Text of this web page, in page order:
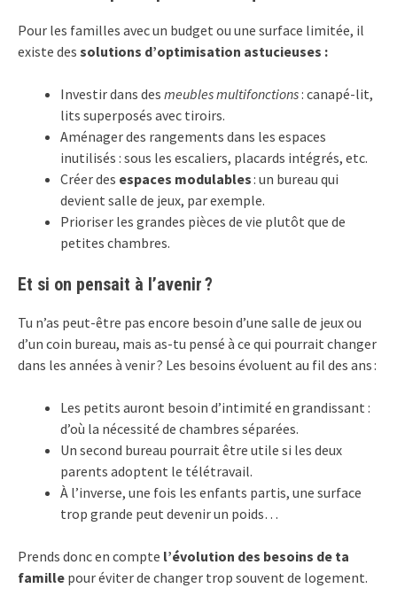
Pour les familles avec un budget ou une surface limitée, il
existe des solutions d’optimisation astucieuses :
Investir dans des meubles multifonctions: canapé-lit,
lits superposés avec tiroirs.
Aménager des rangements dans les espaces
inutilisés : sous les escaliers, placards intégrés, etc.
Créer des espaces modulables: un bureau qui
devient salle de jeux, par exemple.
Prioriser les grandes pièces de vie plutôt que de
petites chambres.
Et si on pensait à l’avenir ?
Tu n’as peut-être pas encore besoin d’une salle de jeux ou
d’un coin bureau, mais as-tu pensé à ce qui pourrait changer
dans les années à venir ? Les besoins évoluent au fil des ans :
Les petits auront besoin d’intimité en grandissant :
d’où la nécessité de chambres séparées.
Un second bureau pourrait être utile si les deux
parents adoptent le télétravail.
À l’inverse, une fois les enfants partis, une surface
trop grande peut devenir un poids…
Prends donc en compte l’évolution des besoins de ta
famille pour éviter de changer trop souvent de logement.